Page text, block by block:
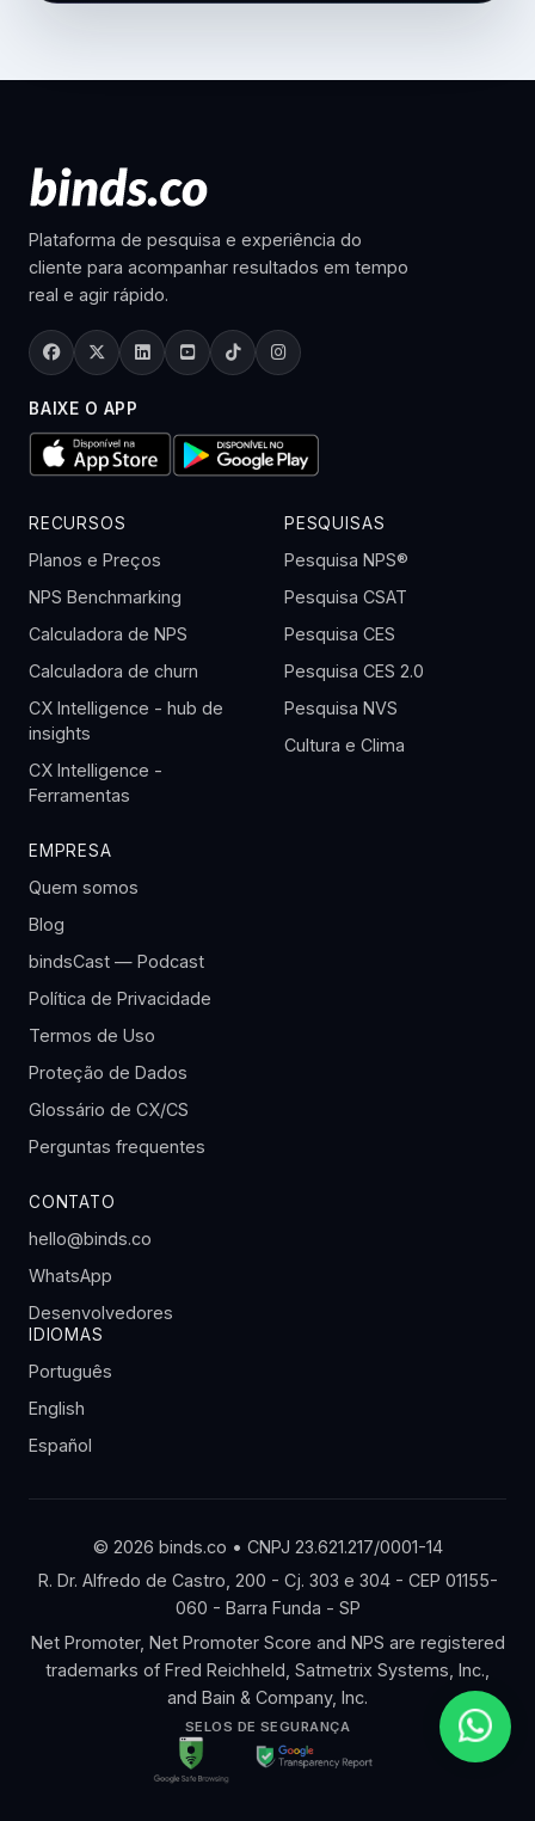
Plataforma de pesquisa e experiência do
cliente para acompanhar resultados em tempo
real e agir rápido.
BAIXE O APP
RECURSOS
Planos e Preços
NPS Benchmarking
Calculadora de NPS
Calculadora de churn
CX Intelligence - hub de
insights
CX Intelligence -
Ferramentas
PESQUISAS
Pesquisa NPS®
Pesquisa CSAT
Pesquisa CES
Pesquisa CES 2.0
Pesquisa NVS
Cultura e Clima
EMPRESA
Quem somos
Blog
bindsCast — Podcast
Política de Privacidade
Termos de Uso
Proteção de Dados
Glossário de CX/CS
Perguntas frequentes
CONTATO
hello@binds.co
WhatsApp
Desenvolvedores
IDIOMAS
Português
English
Español
© 2026 binds.co • CNPJ 23.621.217/0001-14
R. Dr. Alfredo de Castro, 200 - Cj. 303 e 304 - CEP 01155-
060 - Barra Funda - SP
Net Promoter, Net Promoter Score and NPS are registered
trademarks of Fred Reichheld, Satmetrix Systems, Inc.,
and Bain & Company, Inc.
SELOS DE SEGURANÇA